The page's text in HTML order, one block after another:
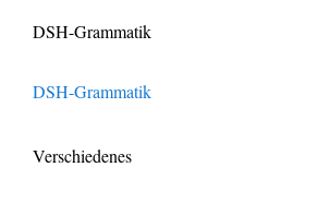
DSH-Grammatik
DSH-Grammatik
Verschiedenes